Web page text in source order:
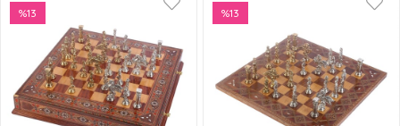
%13
%13İndirim
%13
%13İndirim